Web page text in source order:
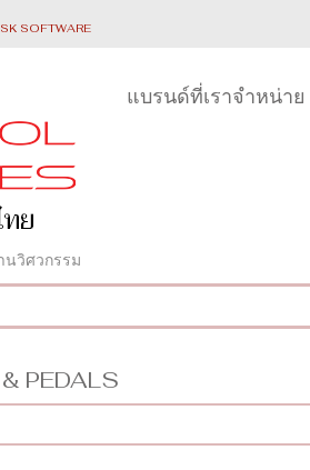
SOFTWARE
นวิศวกรรม
แบรนด์ที่เราจำหน่าย
PEDALS